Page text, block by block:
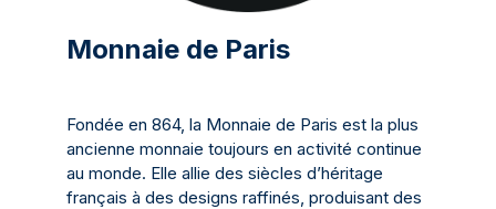
Monnaie de Paris
Fondée en 864, la Monnaie de Paris est la plus
ancienne monnaie toujours en activité continue
au monde. Elle allie des siècles d’héritage
français à des designs raffinés, produisant des